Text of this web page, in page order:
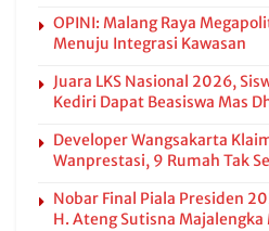
OPINI: Malang Raya
Menuju Integrasi Kawasan
Juara LKS Nasional 2026,
Kediri Dapat Beasiswa Mas
Developer Wangsakarta
Wanprestasi, 9 Rumah Tak
Nobar Final Piala Presiden
H. Ateng Sutisna Majalengka